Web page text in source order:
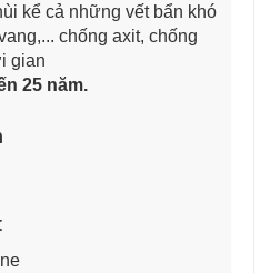
kể cả những vết bẩn khó
chống axit, chống
gian
25 năm.